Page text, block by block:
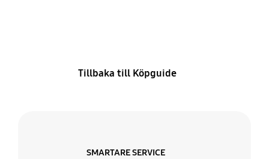
Tillbaka till Köpguide
SMARTARE SERVICE